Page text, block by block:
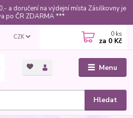
a doručení na výdejní místa Zásilkovny je
po ČR ZDARMA ***
Menu
CZK
Hledat
0 ks
za 0 Kč